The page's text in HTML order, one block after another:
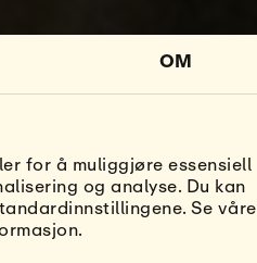
OM
for å muliggjøre essensiell
og analyse. Du kan
Se våre
FRA
TIL